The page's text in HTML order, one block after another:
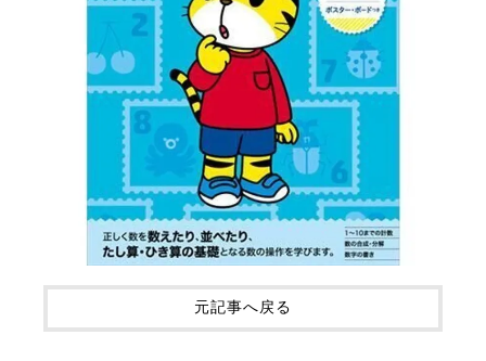
元記事へ戻る